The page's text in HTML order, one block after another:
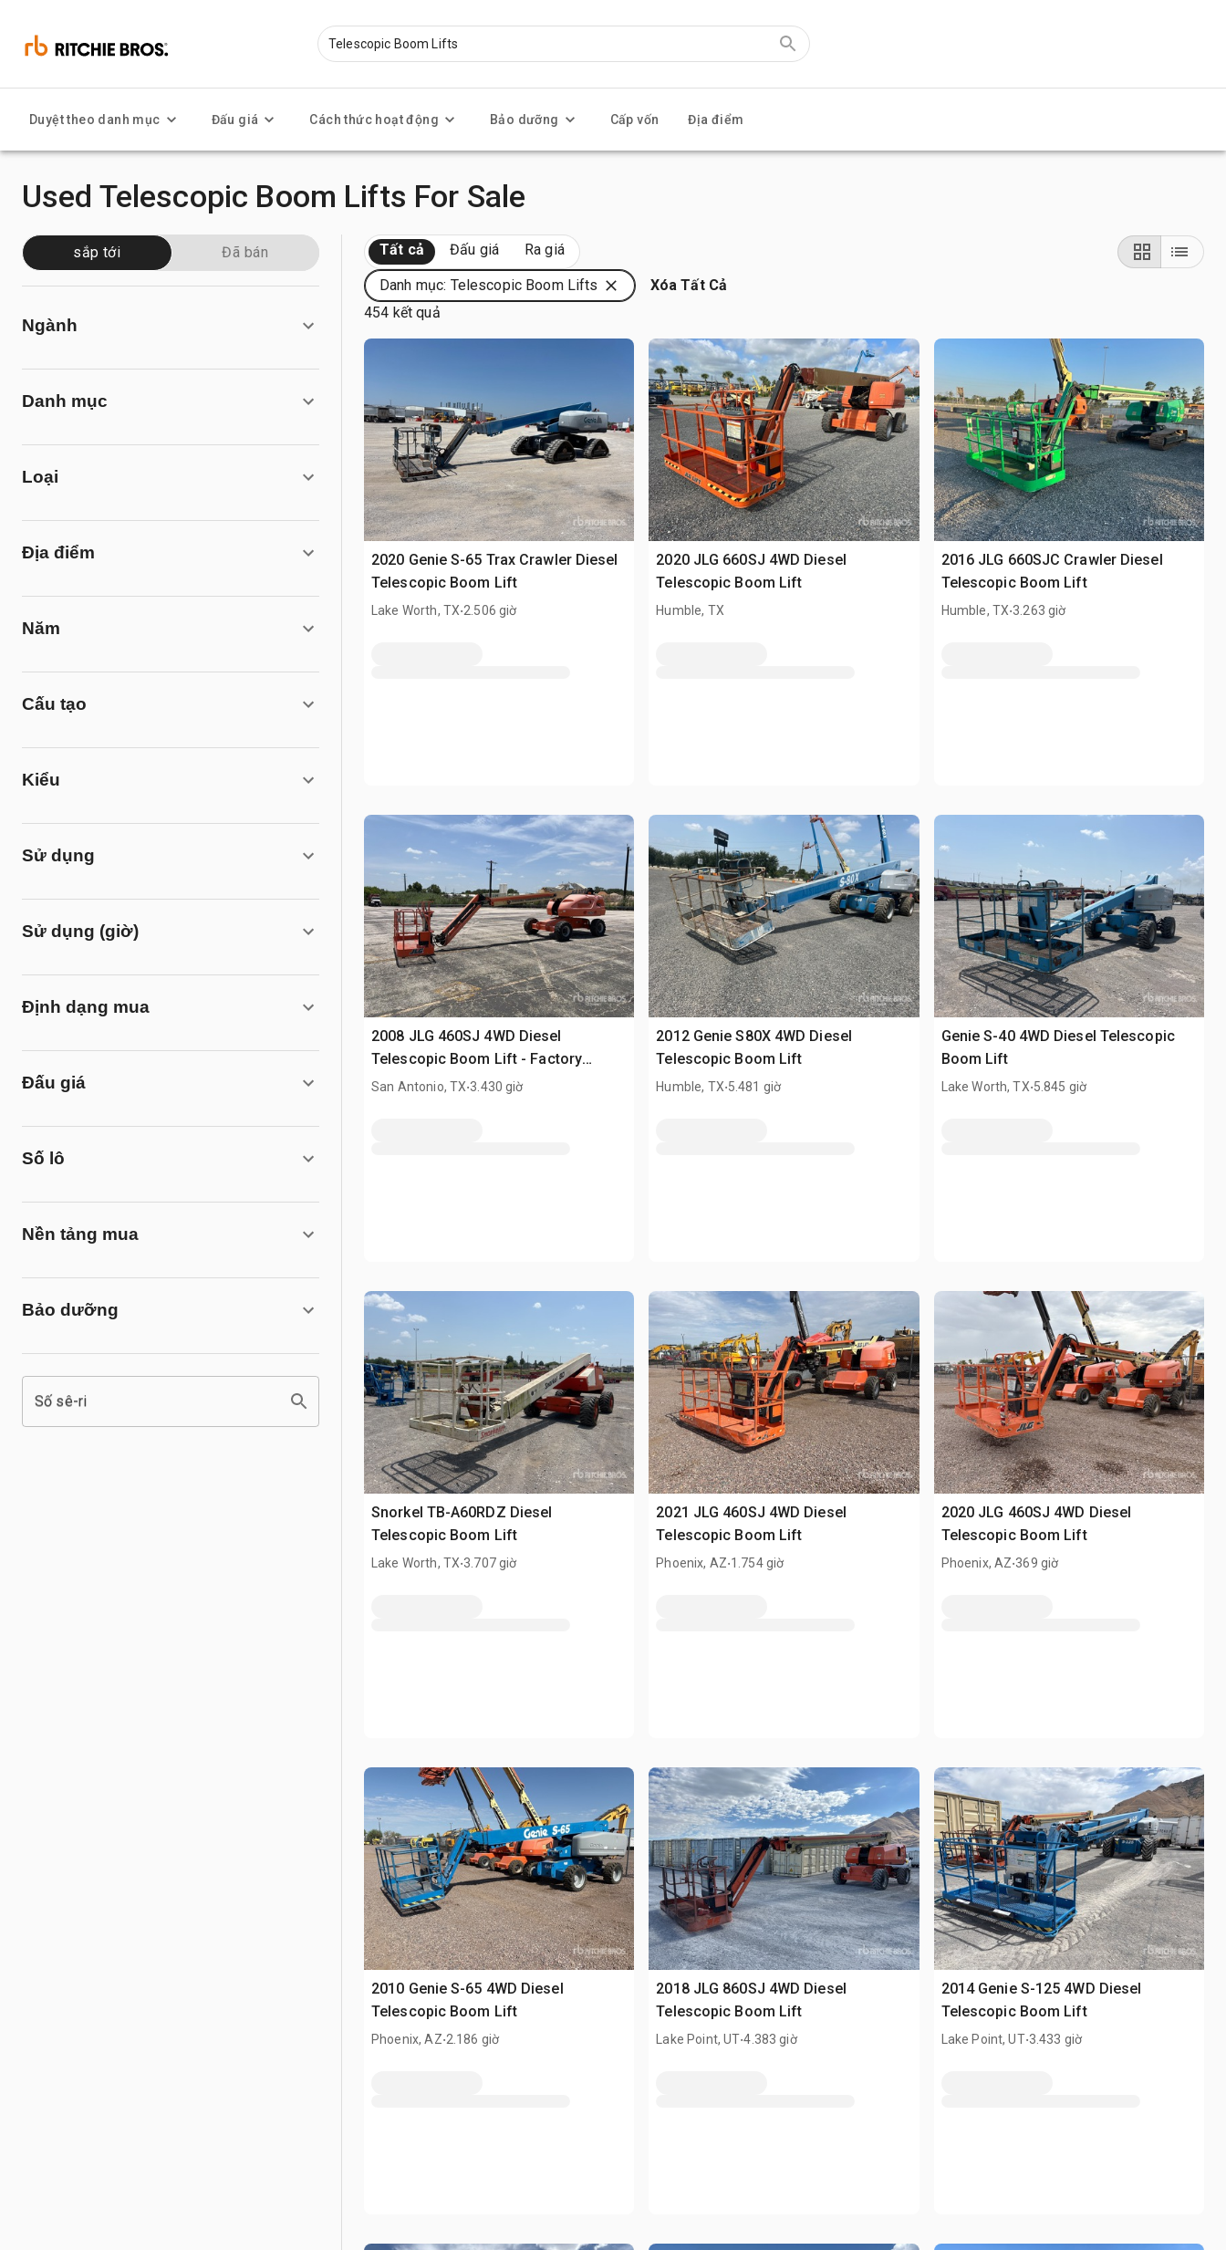
Duyệt theo danh mục Đấu giá Cách thức hoạt động Bảo dưỡng Cấp vốn Địa điểm
Used Telescopic Boom Lifts For Sale
sắp tới Đã bán
Ngành
Danh mục
Loại
Địa điểm
Năm
Cấu tạo
Kiểu
Sử dụng
Sử dụng (giờ)
Định dạng mua
Đấu giá
Số lô
Nền tảng mua
Bảo dưỡng
Số sê-ri
Tất cả Đấu giá Ra giá
Danh mục: Telescopic Boom Lifts
Xóa Tất Cả
454 kết quả
2020 Genie S-65 Trax Crawler Diesel
Telescopic Boom Lift
Lake Worth, TX.2.506 giờ
2020 JLG 660SJ 4WD Diesel
Telescopic Boom Lift
Humble, TX
2016 JLG 660SJC Crawler Diesel
Telescopic Boom Lift
Humble, TX.3.263 giờ
2008 JLG 460SJ 4WD Diesel
Telescopic Boom Lift - Factory
Reconditioned 2019
San Antonio, TX.3.430 giờ
2012 Genie S80X 4WD Diesel
Telescopic Boom Lift
Humble, TX.5.481 giờ
Genie S-40 4WD Diesel Telescopic
Boom Lift
Lake Worth, TX.5.845 giờ
Snorkel TB-A60RDZ Diesel
Telescopic Boom Lift
Lake Worth, TX.3.707 giờ
2021 JLG 460SJ 4WD Diesel
Telescopic Boom Lift
Phoenix, AZ.1.754 giờ
2020 JLG 460SJ 4WD Diesel
Telescopic Boom Lift
Phoenix, AZ.369 giờ
2010 Genie S-65 4WD Diesel
Telescopic Boom Lift
Phoenix, AZ.2.186 giờ
2018 JLG 860SJ 4WD Diesel
Telescopic Boom Lift
Lake Point, UT.4.383 giờ
2014 Genie S-125 4WD Diesel
Telescopic Boom Lift
Lake Point, UT.3.433 giờ